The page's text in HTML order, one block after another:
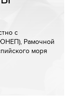
с
Рамочной
моря